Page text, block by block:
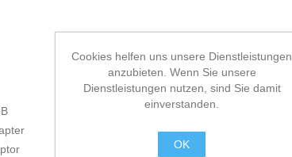
Cookies helfen uns unsere Dienstleistungen
anzubieten. Wenn Sie unsere
Dienstleistungen nutzen, sind Sie damit
einverstanden.
OK